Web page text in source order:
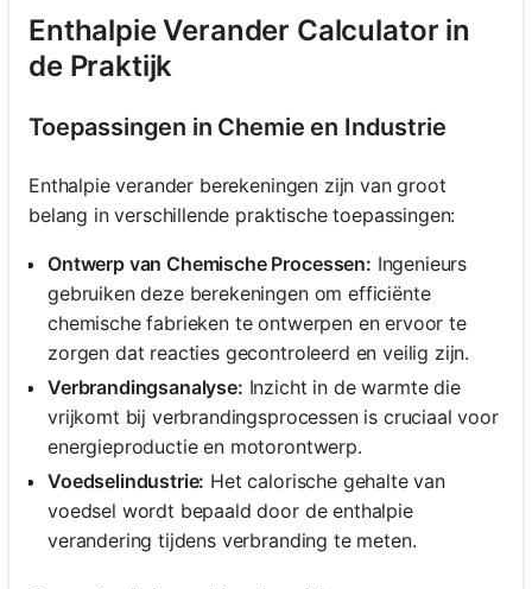
Enthalpie Verander Calculator in
de Praktijk
Toepassingen in Chemie en Industrie
Enthalpie verander berekeningen zijn van groot
belang in verschillende praktische toepassingen:
Ontwerp van Chemische Processen: Ingenieurs
gebruiken deze berekeningen om efficiënte
chemische fabrieken te ontwerpen en ervoor te
zorgen dat reacties gecontroleerd en veilig zijn.
Verbrandingsanalyse: Inzicht in de warmte die
vrijkomt bij verbrandingsprocessen is cruciaal voor
energieproductie en motorontwerp.
Voedselindustrie: Het calorische gehalte van
voedsel wordt bepaald door de enthalpie
verandering tijdens verbranding te meten.